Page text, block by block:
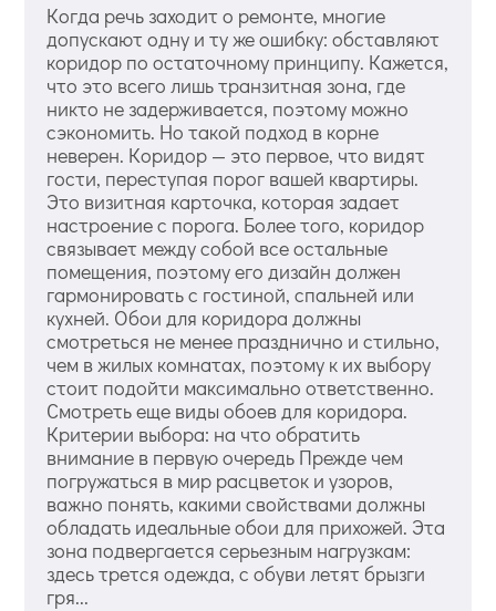
Когда речь заходит о ремонте, многие
допускают одну и ту же ошибку: обставляют
коридор по остаточному принципу. Кажется,
что это всего лишь транзитная зона, где
никто не задерживается, поэтому можно
сэкономить. Но такой подход в корне
неверен. Коридор — это первое, что видят
гости, переступая порог вашей квартиры.
Это визитная карточка, которая задает
настроение с порога. Более того, коридор
связывает между собой все остальные
помещения, поэтому его дизайн должен
гармонировать с гостиной, спальней или
кухней. Обои для коридора должны
смотреться не менее празднично и стильно,
чем в жилых комнатах, поэтому к их выбору
стоит подойти максимально ответственно.
Смотреть еще виды обоев для коридора.
Критерии выбора: на что обратить
внимание в первую очередь Прежде чем
погружаться в мир расцветок и узоров,
важно понять, какими свойствами должны
обладать идеальные обои для прихожей. Эта
зона подвергается серьезным нагрузкам:
здесь трется одежда, с обуви летят брызги
гря...